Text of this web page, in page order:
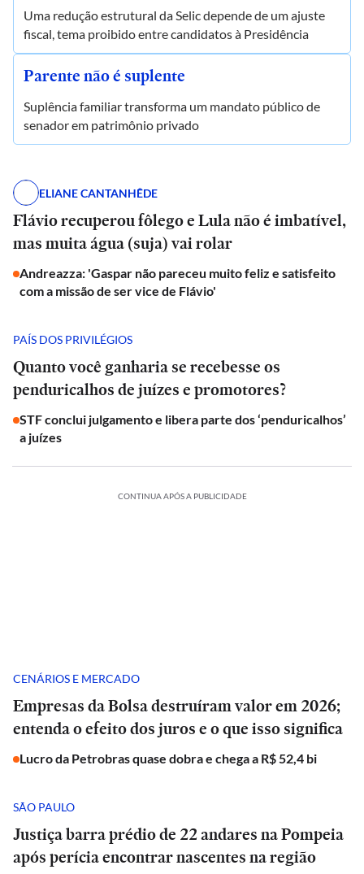
Uma redução estrutural da Selic depende de um ajuste
fiscal, tema proibido entre candidatos à Presidência
Parente não é suplente
Suplência familiar transforma um mandato público de
senador em patrimônio privado
ELIANE CANTANHÊDE
Flávio recuperou fôlego e Lula não é imbatível,
mas muita água (suja) vai rolar
Andreazza: 'Gaspar não pareceu muito feliz e satisfeito
com a missão de ser vice de Flávio'
PAÍS DOS PRIVILÉGIOS
Quanto você ganharia se recebesse os
penduricalhos de juízes e promotores?
STF conclui julgamento e libera parte dos ‘penduricalhos’
a juízes
CONTINUA APÓS A PUBLICIDADE
CENÁRIOS E MERCADO
Empresas da Bolsa destruíram valor em 2026;
entenda o efeito dos juros e o que isso significa
Lucro da Petrobras quase dobra e chega a R$ 52,4 bi
SÃO PAULO
Justiça barra prédio de 22 andares na Pompeia
após perícia encontrar nascentes na região